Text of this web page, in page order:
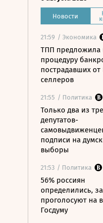
Новости
21:59 / Экономика
ТПП предложила
процедуру
пострадавших
селлеров
21:55 / Политика
Только два из
депутатов-
подписи на
выборы
21:53 / Политика
56% россиян
определились,
проголосуют на
Госдуму